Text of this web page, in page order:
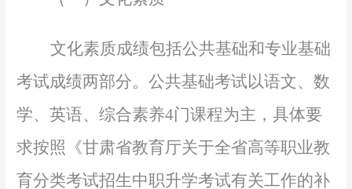
文化素质成绩包括公共基础和专业基础
考试成绩两部分。公共基础考试以语文、数
学、英语、综合素养4门课程为主 ，具体要
求按照《甘肃省教育厅关于全省高等职业教
育分类考试招生中职升学考试有关工作的补